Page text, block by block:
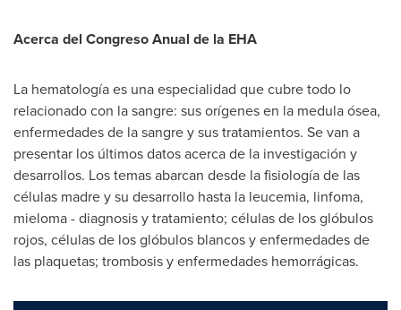
Acerca del Congreso Anual de la EHA
La hematología es una especialidad que cubre todo lo
relacionado con la sangre: sus orígenes en la medula ósea,
enfermedades de la sangre y sus tratamientos. Se van a
presentar los últimos datos acerca de la investigación y
desarrollos. Los temas abarcan desde la fisiología de las
células madre y su desarrollo hasta la leucemia, linfoma,
mieloma - diagnosis y tratamiento; células de los glóbulos
rojos, células de los glóbulos blancos y enfermedades de
las plaquetas; trombosis y enfermedades hemorrágicas.